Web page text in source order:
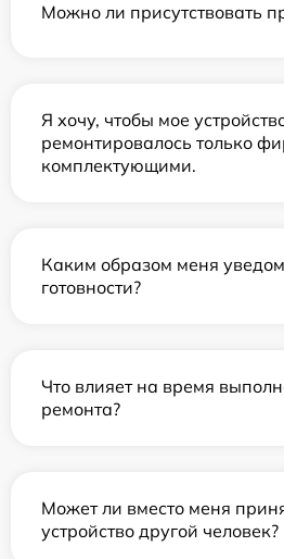
Можно ли присутствовать
Я хочу, чтобы мое
ремонтировалось только
комплектующими.
Каким образом меня
готовности?
Что влияет на время
ремонта?
Может ли вместо меня
устройство другой человек?